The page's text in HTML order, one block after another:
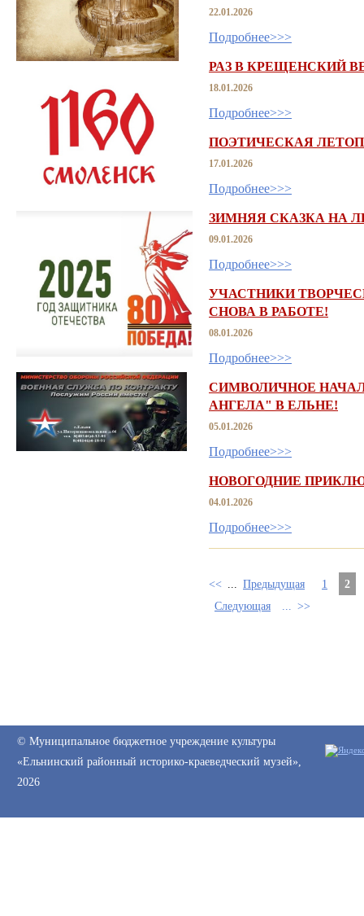
22.01.2026
Подробнее>>>
РАЗ В КРЕЩЕНСКИЙ
18.01.2026
Подробнее>>>
ПОЭТИЧЕСКАЯ
17.01.2026
Подробнее>>>
ЗИМНЯЯ СКАЗКА НА
09.01.2026
Подробнее>>>
УЧАСТНИКИ
СНОВА В РАБОТЕ!
08.01.2026
Подробнее>>>
СИМВОЛИЧНОЕ
АНГЕЛА" В ЕЛЬНЕ!
05.01.2026
Подробнее>>>
НОВОГОДНИЕ
04.01.2026
Подробнее>>>
<< Предыдущая 1
2
Следующая
>>
© Муниципальное бюджетное учреждение культуры
«Ельнинский районный историко-краеведческий музей»,
2026